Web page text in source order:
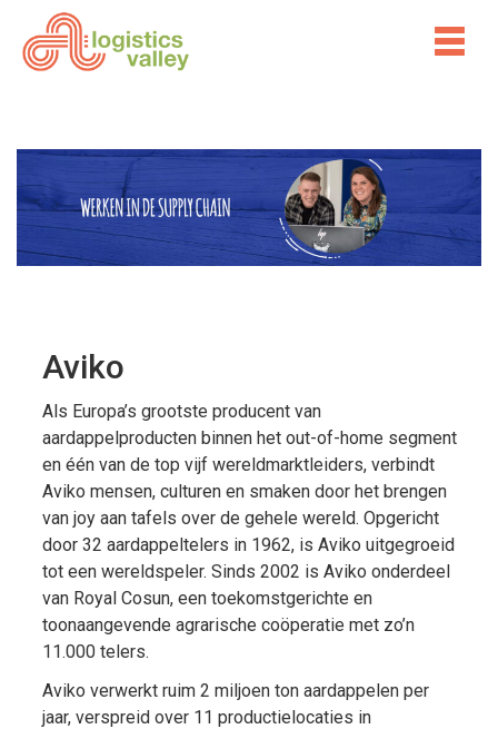
Aviko
Als Europa’s grootste producent van
aardappelproducten binnen het out-of-home segment
en één van de top vijf wereldmarktleiders, verbindt
Aviko mensen, culturen en smaken door het brengen
van joy aan tafels over de gehele wereld. Opgericht
door 32 aardappeltelers in 1962, is Aviko uitgegroeid
tot een wereldspeler. Sinds 2002 is Aviko onderdeel
van Royal Cosun, een toekomstgerichte en
toonaangevende agrarische coöperatie met zo’n
11.000 telers.
Aviko verwerkt ruim 2 miljoen ton aardappelen per
jaar, verspreid over 11 productielocaties in